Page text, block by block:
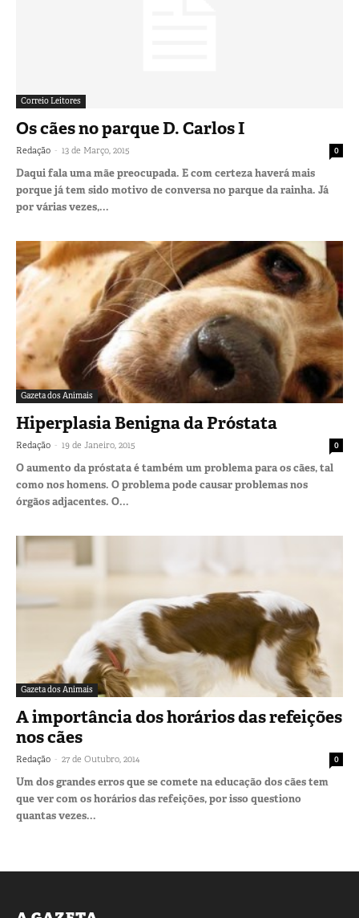
Correio Leitores
Os cães no parque D. Carlos I
Redação - 13 de Março, 2015 0
Daqui fala uma mãe preocupada. E com certeza haverá mais
porque já tem sido motivo de conversa no parque da rainha. Já
por várias vezes,...
Gazeta dos Animais
Hiperplasia Benigna da Próstata
Redação - 19 de Janeiro, 2015 0
O aumento da próstata é também um problema para os cães, tal
como nos homens. O problema pode causar problemas nos
órgãos adjacentes. O...
Gazeta dos Animais
A importância dos horários das refeições
nos cães
Redação - 27 de Outubro, 2014 0
Um dos grandes erros que se comete na educação dos cães tem
que ver com os horários das refeições, por isso questiono
quantas vezes...